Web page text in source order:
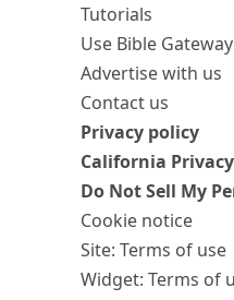
Tutorials
Use Bible
Advertise with us
Contact us
Privacy policy
California
Do Not Sell My
Cookie notice
Site: Terms of use
Widget: Terms of